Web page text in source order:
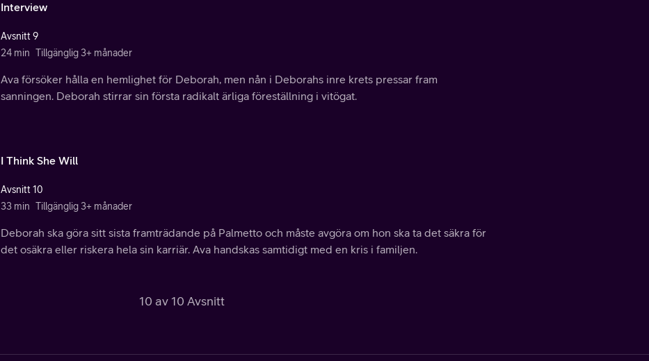
Interview
Avsnitt 9
24 min Tillgänglig 3+ månader
Ava försöker hålla en hemlighet för Deborah, men nån i Deborahs inre krets pressar fram
sanningen. Deborah stirrar sin första radikalt ärliga föreställning i vitögat.
I Think She Will
Avsnitt 10
33 min Tillgänglig 3+ månader
Deborah ska göra sitt sista framträdande på Palmetto och måste avgöra om hon ska ta det säkra för
det osäkra eller riskera hela sin karriär. Ava handskas samtidigt med en kris i familjen.
10 av 10 Avsnitt